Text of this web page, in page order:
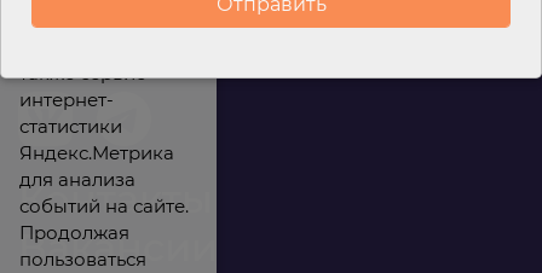
Контакты
Вакансии
улучшения
также сервис
интернет-
статистики
Яндекс.Метрика
для анализа
событий на сайте.
Продолжая
пользоваться